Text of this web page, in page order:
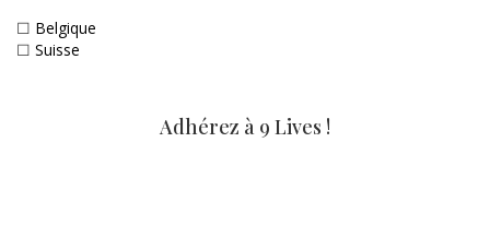
☐ Belgique
☐ Suisse
Adhérez à 9 Lives !